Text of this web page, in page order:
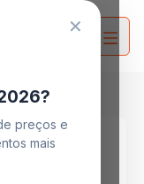
dicas simples
✕
preços e
mais